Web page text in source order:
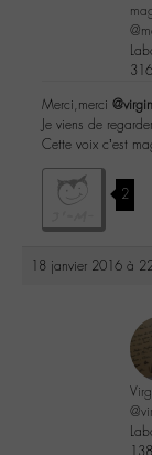
Merci,merci
Je viens de
Cette voix c’est
2
18 janvier 2016 à